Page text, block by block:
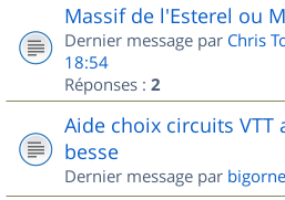
Massif de l'Esterel ou
Dernier message par Chris
18:54
Réponses : 2
Aide choix circuits VTT
besse
Dernier message par bigorne